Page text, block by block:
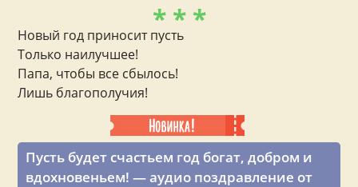
Пусть будет счастьем год богат, добром и
вдохновеньем! — аудио поздравление от
* * *
Новый год приносит пусть
Только наилучшее!
Папа, чтобы все сбылось!
Лишь благополучия!